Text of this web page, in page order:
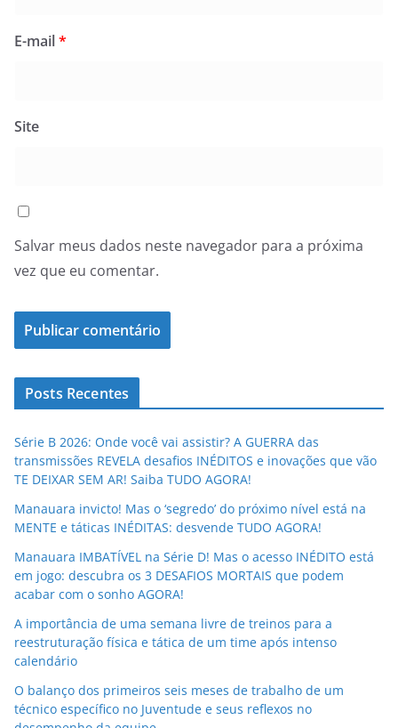
E-mail*
Site
Salvar meus dados neste navegador para a próxima
vez que eu comentar.
Posts Recentes
Série B 2026: Onde você vai assistir? A GUERRA das
transmissões REVELA desafios INÉDITOS e inovações que vão
TE DEIXAR SEM AR! Saiba TUDO AGORA!
Manauara invicto! Mas o ‘segredo’ do próximo nível está na
MENTE e táticas INÉDITAS: desvende TUDO AGORA!
Manauara IMBATÍVEL na Série D! Mas o acesso INÉDITO está
em jogo: descubra os 3 DESAFIOS MORTAIS que podem
acabar com o sonho AGORA!
A importância de uma semana livre de treinos para a
reestruturação física e tática de um time após intenso
calendário
O balanço dos primeiros seis meses de trabalho de um
técnico específico no Juventude e seus reflexos no